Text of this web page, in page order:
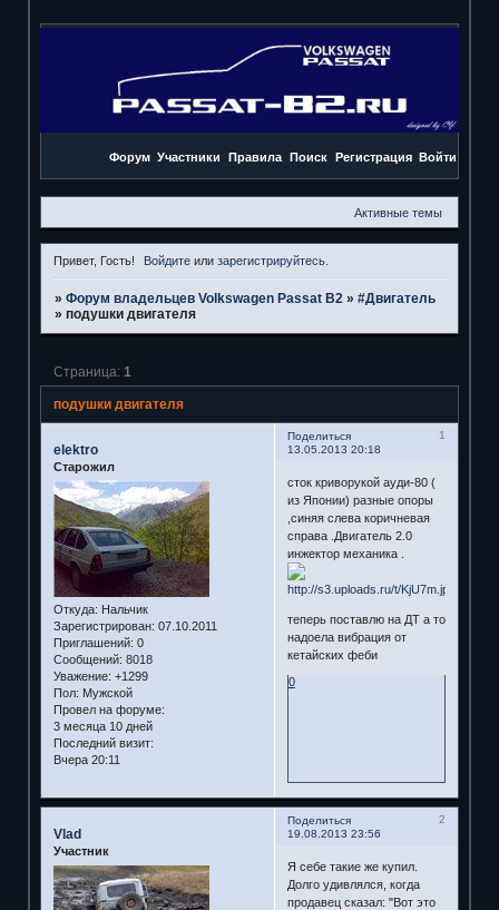
Форум Участники Правила Поиск Регистрация Войти
Активные темы
Привет, Гость! Войдите илизарегистрируйтесь
» Форум владельцев Volkswagen Passat B2 » #Двигатель
» подушки двигателя
подушки двигателя
Страница: 1
Поделиться
1
13.05.2013 20:18
elektro
Старожил
Откуда: Нальчик
Зарегистрирован: 07.10.2011
Приглашений: 0
Сообщений: 8018
Уважение: +1299
Пол: Мужской
Провел на форуме:
3 месяца 10 дней
Последний визит:
Вчера 20:11
сток криворукой ауди-80 (
из Японии) разные опоры
,синяя слева коричневая
справа .Двигатель 2.0
инжектор механика .
теперь поставлю на ДТ а то
надоела вибрация от
кетайских феби
0
Поделиться
2
19.08.2013 23:56
Vlad
Участник
Я себе такие же купил.
Долго удивлялся, когда
продавец сказал: "Вот это